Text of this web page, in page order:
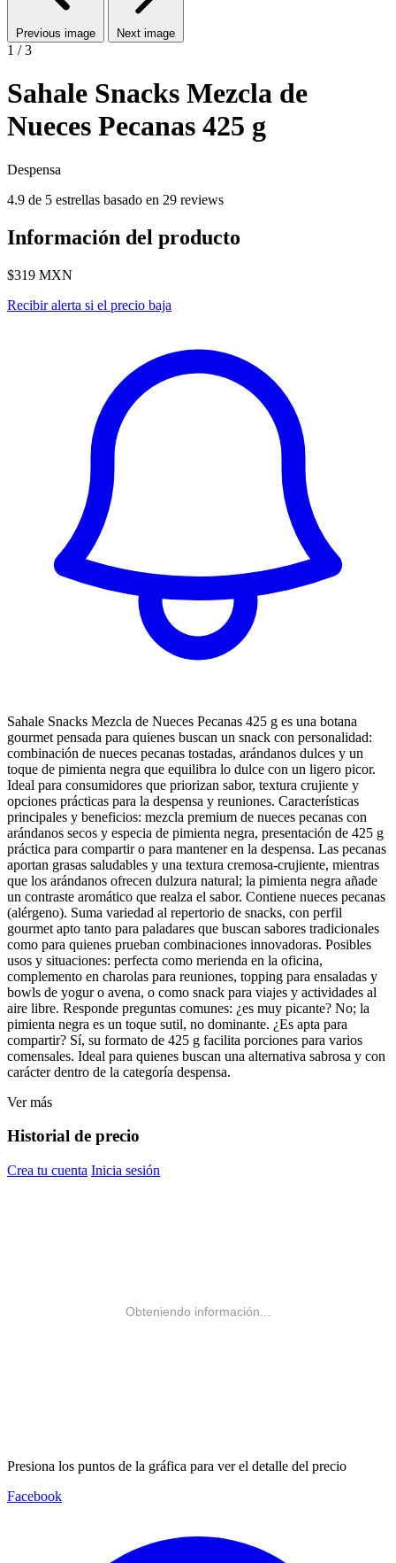
Previous image Next image
1 / 3
Sahale Snacks Mezcla de
Nueces Pecanas 425 g
Despensa
4.9 de 5 estrellas basado en 29 reviews
Información del producto
$319 MXN
Recibir alerta si el precio baja
Sahale Snacks Mezcla de Nueces Pecanas 425 g es una botana
gourmet pensada para quienes buscan un snack con personalidad:
combinación de nueces pecanas tostadas, arándanos dulces y un
toque de pimienta negra que equilibra lo dulce con un ligero picor.
Ideal para consumidores que priorizan sabor, textura crujiente y
opciones prácticas para la despensa y reuniones. Características
principales y beneficios: mezcla premium de nueces pecanas con
arándanos secos y especia de pimienta negra, presentación de 425 g
práctica para compartir o para mantener en la despensa. Las pecanas
aportan grasas saludables y una textura cremosa-crujiente, mientras
que los arándanos ofrecen dulzura natural; la pimienta negra añade
un contraste aromático que realza el sabor. Contiene nueces pecanas
(alérgeno). Suma variedad al repertorio de snacks, con perfil
gourmet apto tanto para paladares que buscan sabores tradicionales
como para quienes prueban combinaciones innovadoras. Posibles
usos y situaciones: perfecta como merienda en la oficina,
complemento en charolas para reuniones, topping para ensaladas y
bowls de yogur o avena, o como snack para viajes y actividades al
aire libre. Responde preguntas comunes: ¿es muy picante? No; la
pimienta negra es un toque sutil, no dominante. ¿Es apta para
compartir? Sí, su formato de 425 g facilita porciones para varios
comensales. Ideal para quienes buscan una alternativa sabrosa y con
carácter dentro de la categoría despensa.
Ver más
Historial de precio
Crea tu cuenta Inicia sesión
Obteniendo información...
Presiona los puntos de la gráfica para ver el detalle del precio
Facebook